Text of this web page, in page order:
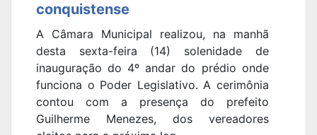
conquistense
A Câmara Municipal realizou, na manhã
desta sexta-feira (14) solenidade de
inauguração do 4º andar do prédio onde
funciona o Poder Legislativo. A cerimônia
contou com a presença do prefeito
Guilherme Menezes, dos vereadores